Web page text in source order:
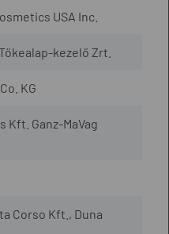
USA Inc.
kezelő Zrt.
KG
Kft. Ganz-MaVag
Corso Kft., Duna